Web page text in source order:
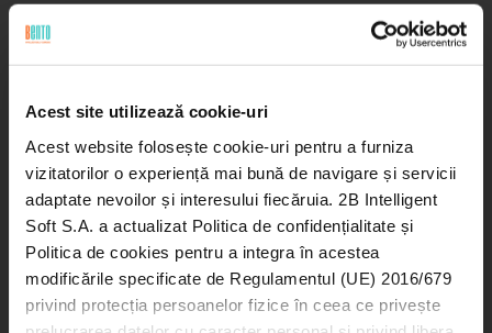
Acest site utilizează cookie-uri
Acest website folosește cookie-uri pentru a furniza
vizitatorilor o experiență mai bună de navigare și servicii
adaptate nevoilor și interesului fiecăruia. 2B Intelligent
Soft S.A. a actualizat Politica de confidențialitate și
Politica de cookies pentru a integra în acestea
modificările specificate de Regulamentul (UE) 2016/679
privind protecția persoanelor fizice în ceea ce privește
Cea mai bună modalitate pentru a te
convinge este să îl vezi în acțiune!
în cel mai scurt timp către tine cu toate
detaliile de care ai nevoie pentru a-ți
eficientiza operațiunile echipelor din teren.
Nume*